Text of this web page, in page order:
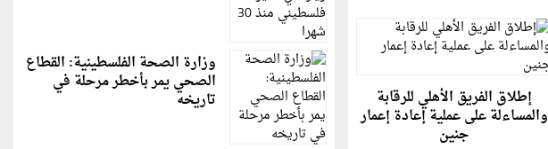
إطلاق الفريق الأهلي للرقابة
والمساءلة على عملية إعادة إعمار
جنين
وزارة الصحة الفلسطينية: القطاع
الصحي يمر بأخطر مرحلة في
تاريخه